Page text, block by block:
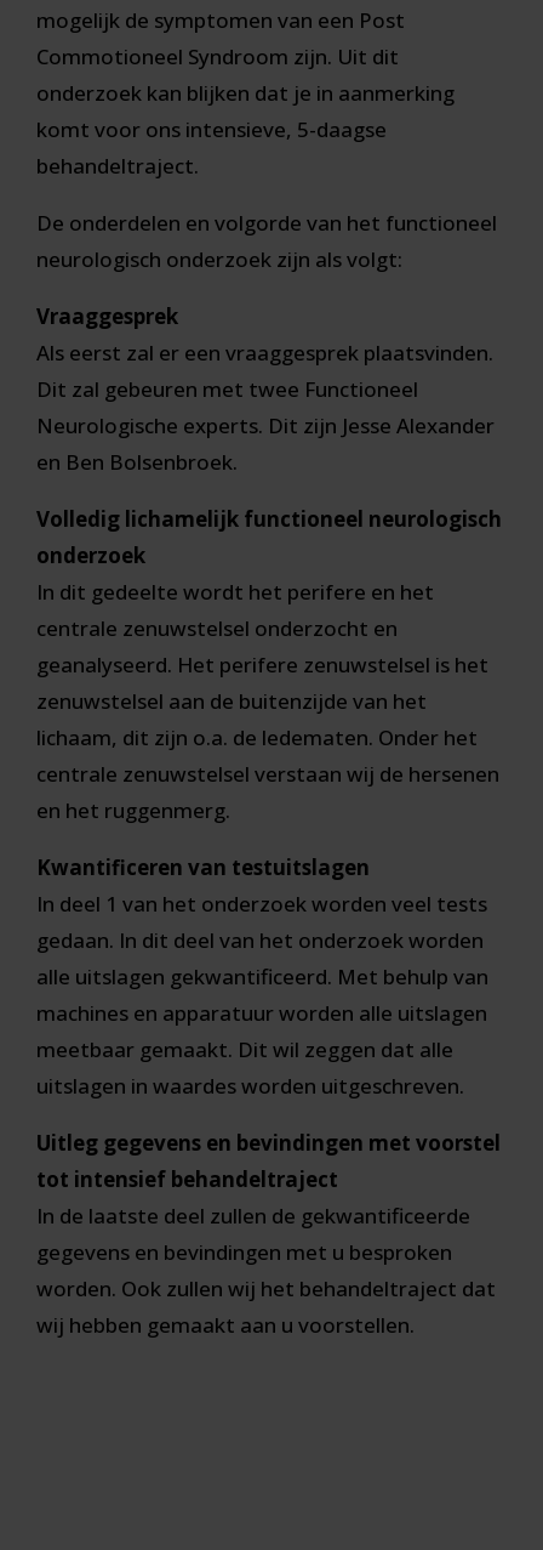
mogelijk de symptomen van een Post
Commotioneel Syndroom zijn. Uit dit
onderzoek kan blijken dat je in aanmerking
komt voor ons intensieve, 5-daagse
behandeltraject.
De onderdelen en volgorde van het functioneel
neurologisch onderzoek zijn als volgt:
Vraaggesprek
Als eerst zal er een vraaggesprek plaatsvinden.
Dit zal gebeuren met twee Functioneel
Neurologische experts. Dit zijn Jesse Alexander
en Ben Bolsenbroek.
Volledig lichamelijk functioneel neurologisch
onderzoek
In dit gedeelte wordt het perifere en het
centrale zenuwstelsel onderzocht en
geanalyseerd. Het perifere zenuwstelsel is het
zenuwstelsel aan de buitenzijde van het
lichaam, dit zijn o.a. de ledematen. Onder het
centrale zenuwstelsel verstaan wij de hersenen
en het ruggenmerg.
Kwantificeren van testuitslagen
In deel 1 van het onderzoek worden veel tests
gedaan. In dit deel van het onderzoek worden
alle uitslagen gekwantificeerd. Met behulp van
machines en apparatuur worden alle uitslagen
meetbaar gemaakt. Dit wil zeggen dat alle
uitslagen in waardes worden uitgeschreven.
Uitleg gegevens en bevindingen met voorstel
tot intensief behandeltraject
In de laatste deel zullen de gekwantificeerde
gegevens en bevindingen met u besproken
worden. Ook zullen wij het behandeltraject dat
wij hebben gemaakt aan u voorstellen.